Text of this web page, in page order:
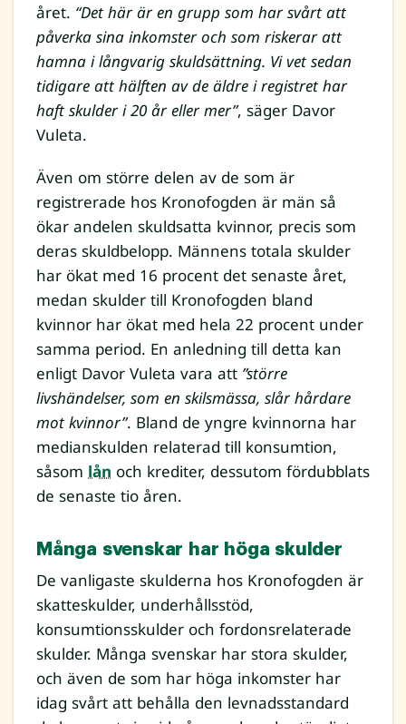
året. “Det här är en grupp som har svårt att
påverka sina inkomster och som riskerar att
hamna i långvarig skuldsättning. Vi vet sedan
tidigare att hälften av de äldre i registret har
haft skulder i 20 år eller mer”, säger Davor
Vuleta.
Även om större delen av de som är
registrerade hos Kronofogden är män så
ökar andelen skuldsatta kvinnor, precis som
deras skuldbelopp. Männens totala skulder
har ökat med 16 procent det senaste året,
medan skulder till Kronofogden bland
kvinnor har ökat med hela 22 procent under
samma period. En anledning till detta kan
enligt Davor Vuleta vara att ”större
livshändelser, som en skilsmässa, slår hårdare
mot kvinnor”. Bland de yngre kvinnorna har
medianskulden relaterad till konsumtion,
såsom lån och krediter, dessutom fördubblats
de senaste tio åren.
Många svenskar har höga skulder
De vanligaste skulderna hos Kronofogden är
skatteskulder, underhållsstöd,
konsumtionsskulder och fordonsrelaterade
skulder. Många svenskar har stora skulder,
och även de som har höga inkomster har
idag svårt att behålla den levnadsstandard